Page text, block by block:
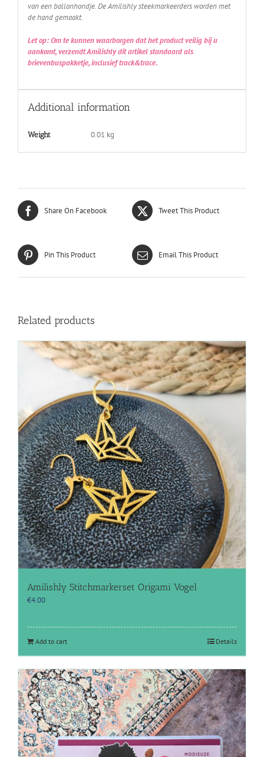
van een ballonhondje. De Amilishly steekmarkeerders worden met
de hand gemaakt.
Let op: Om te kunnen waarborgen dat het product veilig bij u
aankomt, verzendt Amilishly dit artikel standaard als
brievenbuspakketje, inclusief track&trace.
Additional information
Weight 0.01 kg
Share On Facebook Tweet This Product
Pin This Product Email This Product
Related products
Amilishly Stitchmarkerset Origami Vogel
€4.00
Add to cart Details